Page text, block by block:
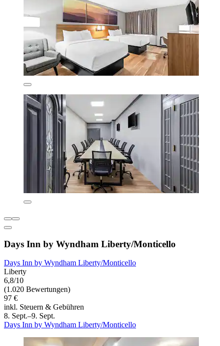
Days Inn by Wyndham Liberty/Monticello
Days Inn by Wyndham Liberty/Monticello
Liberty
6,8/10
(1.020 Bewertungen)
97 €
inkl. Steuern & Gebühren
8. Sept.–9. Sept.
Days Inn by Wyndham Liberty/Monticello